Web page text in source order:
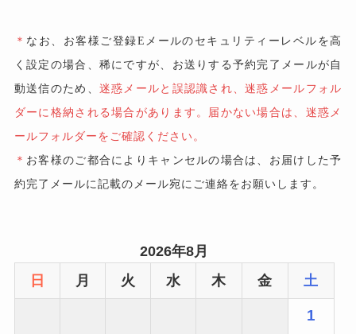
＊ なお、お客様ご登録Eメールのセキュリティーレベルを高
く設定の場合、稀にですが、お送りする予約完了メールが自
動送信のため、 迷惑メールと誤認識され、迷惑メールフォル
ダーに格納される場合があります。届かない場合は、迷惑メ
ールフォルダーをご確認ください。
＊ お客様のご都合によりキャンセルの場合は、お届けした予
約完了メールに記載のメール宛にご連絡をお願いします。
2026年8月
日
月 火 水 木 金 土
1